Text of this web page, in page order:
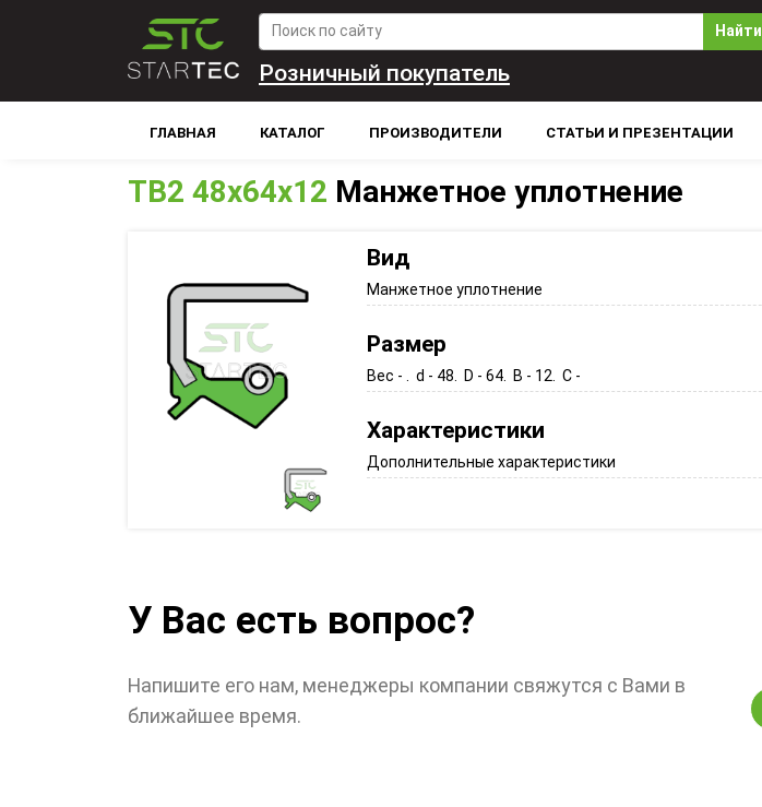
Найти
Розничный покупатель
ГЛАВНАЯ КАТАЛОГ ПРОИЗВОДИТЕЛИ СТАТЬИ И ПРЕЗЕНТАЦИИ
TB2 48x64x12 Манжетное уплотнение
Вид
Манжетное уплотнение
Размер
Вес - . d - 48. D - 64. B - 12. C -
Характеристики
Дополнительные характеристики
У Вас есть вопрос?
Напишите его нам, менеджеры компании свяжутся с Вами в
ближайшее время.